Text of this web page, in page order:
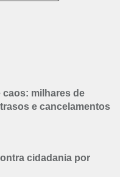
caos: milhares de
e cancelamentos
cidadania por